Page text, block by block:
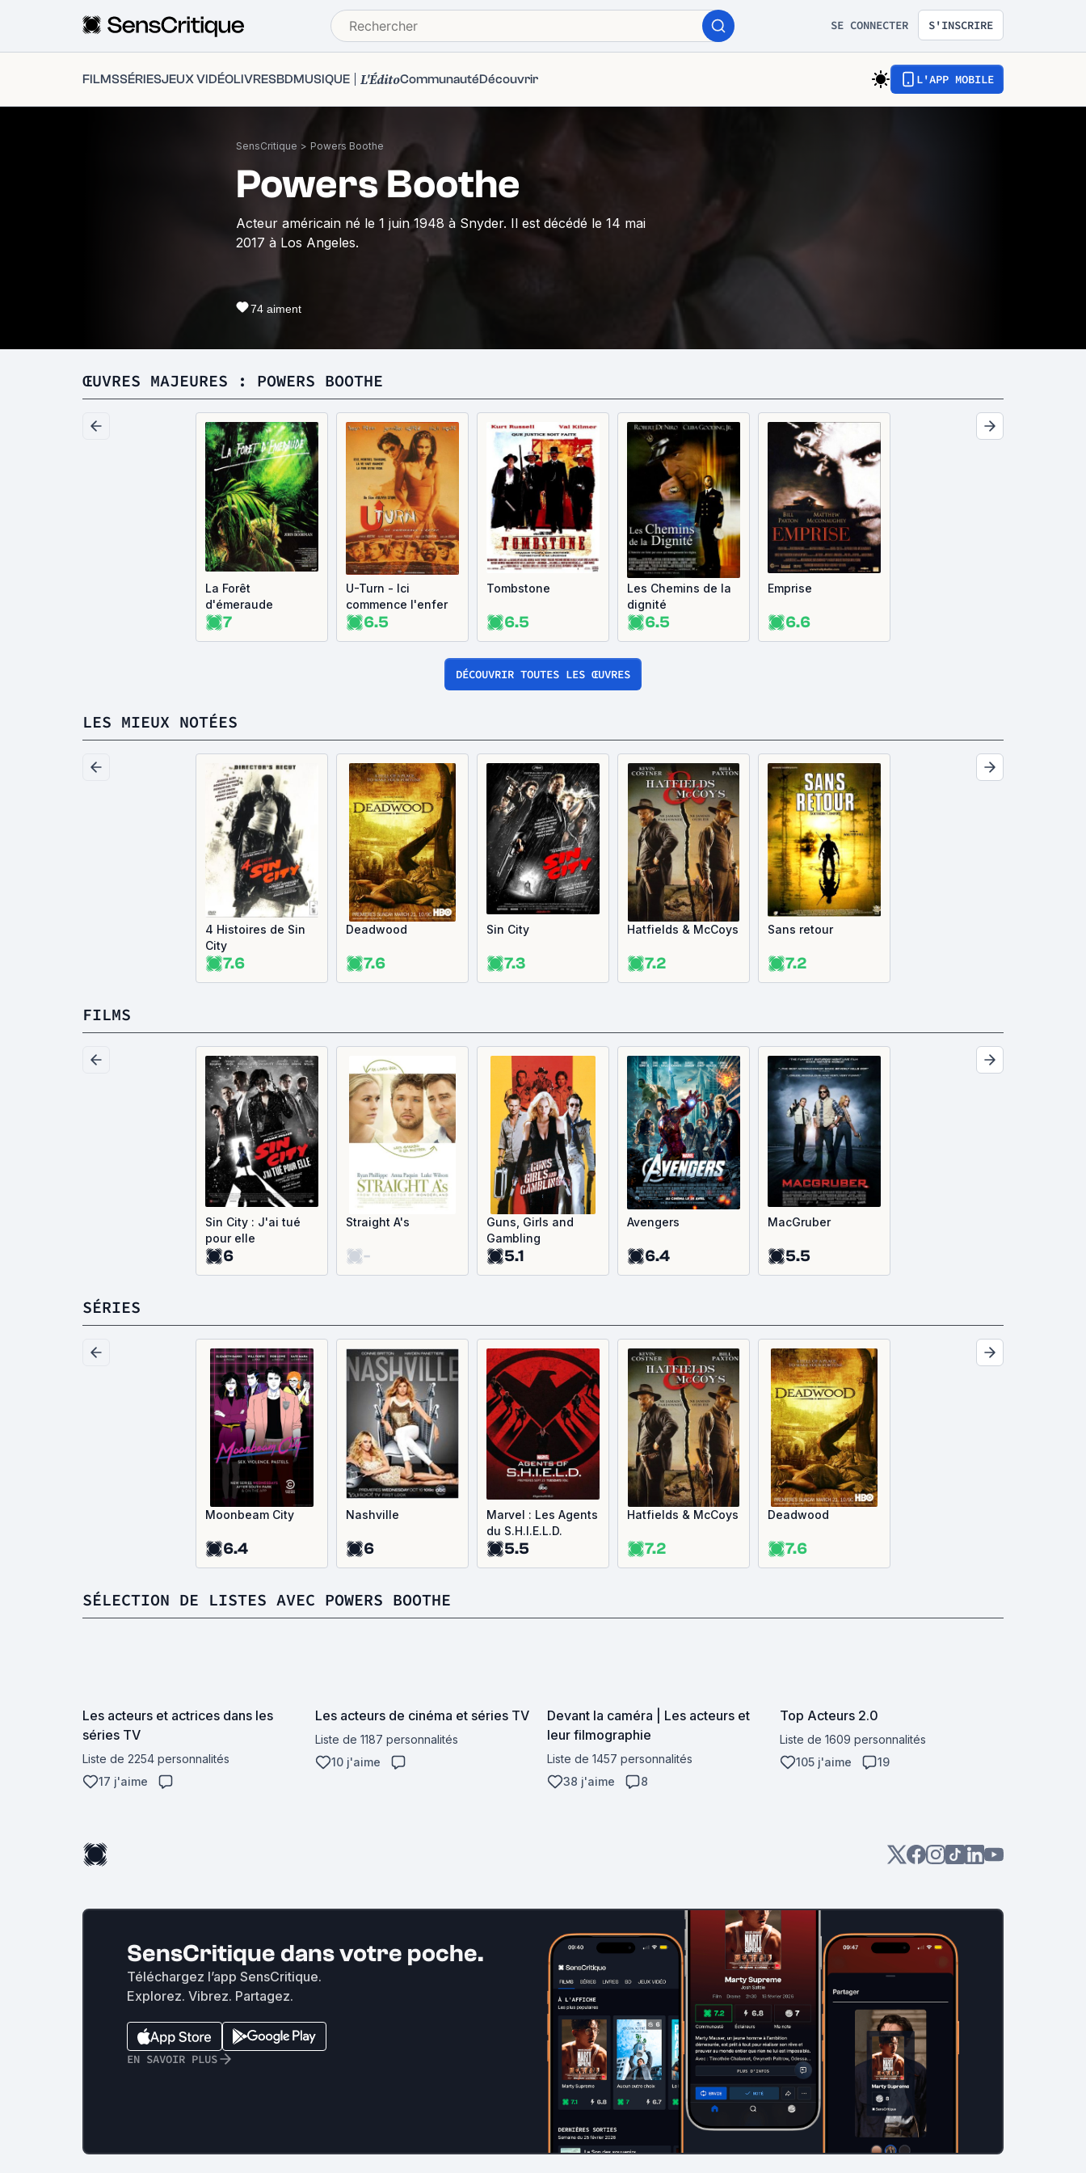
SE CONNECTER S'INSCRIRE
FILMSSÉRIESJEUX VIDÉOLIVRESBDMUSIQUE L'ÉditoCommunautéDécouvrir L'APP MOBILE
SensCritique > Powers Boothe
Powers Boothe
Acteur américain né le 1 juin 1948 à Snyder. Il est décédé le 14 mai
2017 à Los Angeles.
74 aiment
ŒUVRES MAJEURES : POWERS BOOTHE
La Forêt
d'émeraude
7
U-Turn - Ici
commence l'enfer
6.5
Tombstone
6.5
Les Chemins de la
dignité
6.5
Emprise
6.6
DÉCOUVRIR TOUTES LES ŒUVRES
LES MIEUX NOTÉES
4 Histoires de Sin
City
7.6
Deadwood
7.6
Sin City
7.3
Hatfields & McCoys
7.2
Sans retour
7.2
FILMS
Sin City : J'ai tué
pour elle
6
Straight A's
-
Guns, Girls and
Gambling
5.1
Avengers
6.4
MacGruber
5.5
SÉRIES
Moonbeam City
6.4
Nashville
6
Marvel : Les Agents
du S.H.I.E.L.D.
5.5
Hatfields & McCoys
7.2
Deadwood
7.6
SÉLECTION DE LISTES AVEC POWERS BOOTHE
Les acteurs et actrices dans les
séries TV
Liste de 2254 personnalités
17 j'aime
Les acteurs de cinéma et séries TV
Liste de 1187 personnalités
10 j'aime
Devant la caméra | Les acteurs et
leur filmographie
Liste de 1457 personnalités
38 j'aime
8
Top Acteurs 2.0
Liste de 1609 personnalités
105 j'aime
19
SensCritique dans votre poche.
Téléchargez l’app SensCritique.
Explorez. Vibrez. Partagez.
EN SAVOIR PLUS